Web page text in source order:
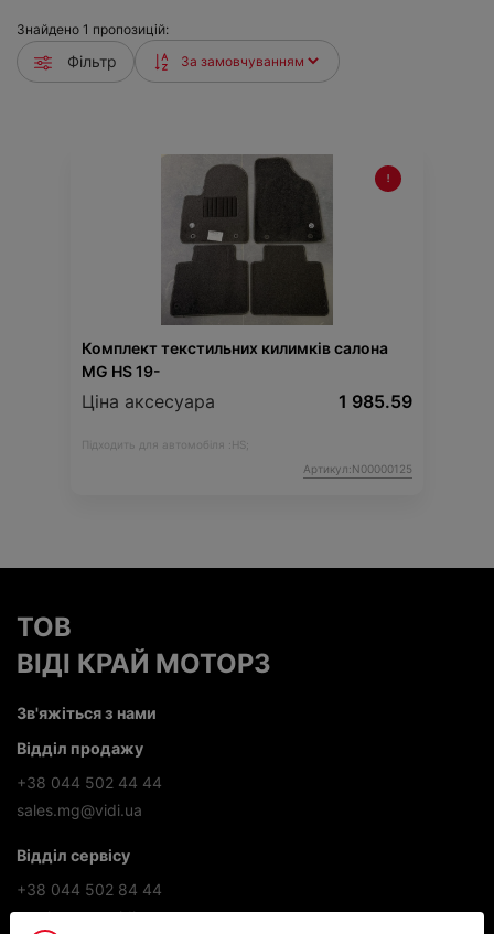
Знайдено 1 пропозицій:
Фільтр
Комплект текстильних килимків салона
MG HS 19-
Ціна аксесуара 1 985.59
Підходить для автомобіля :HS;
Артикул:N00000125
ТОВ
ВІДІ КРАЙ МОТОРЗ
Зв'яжіться з нами
Відділ продажу
+38 044 502 44 44
sales.mg@vidi.ua
Відділ сервісу
+38 044 502 84 44
service.mg@vidi.ua